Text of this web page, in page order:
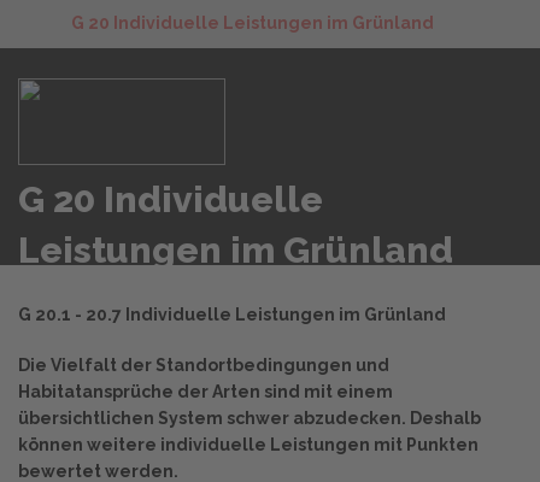
G 20 Individuelle Leistungen im Grünland
G 20 Individuelle
Leistungen im Grünland
G 20.1 - 20.7 Individuelle Leistungen im Grünland
Die Vielfalt der Standortbedingungen und
Habitatansprüche der Arten sind mit einem
übersichtlichen System schwer abzudecken. Deshalb
können weitere individuelle Leistungen mit Punkten
bewertet werden.